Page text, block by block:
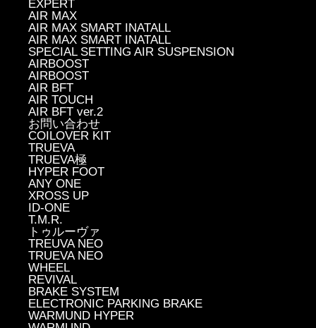
EXPERT
AIR MAX
AIR MAX SMART INATALL
AIR MAX SMART INATALL
SPECIAL SETTING AIR SUSPENSION
AIRBOOST
AIRBOOST
AIR BFT
AIR TOUCH
AIR BFT ver.2
お問い合わせ
COILOVER KIT
TRUEVA
TRUEVA極
HYPER FOOT
ANY ONE
XROSS UP
ID-ONE
T.M.R.
トゥルーヴァ
TREUVA NEO
TRUEVA NEO
WHEEL
REVIVAL
BRAKE SYSTEM
ELECTRONIC PARKING BRAKE
WARMUND HYPER